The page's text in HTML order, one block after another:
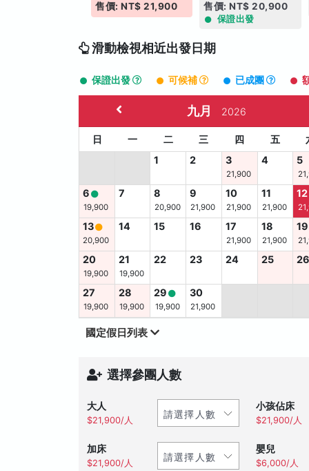
售價: NT$ 21,900 售價: NT$ 20,900
保證出發
滑動檢視相近出發日期
保證出發 可候補 已成團
九月 2026
日 一 二 三 四 五
1
2 3
21,900
4 5
6
19,900
7 8
20,900
9
21,900
10
21,900
11
21,900
12
13
20,900
14 15 16 17
21,900
18
21,900
19
20
19,900
21
19,900
22 23 24 25
27
19,900
28
19,900
29
19,900
30
21,900
國定假日列表
選擇參團人數
大人
$21,900/人
小孩佔床
$21,900/人
加床
$21,900/人
嬰兒
$6,000/人